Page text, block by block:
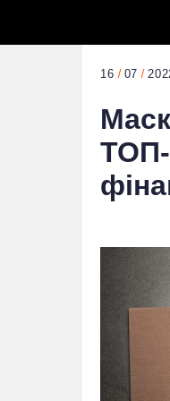
16 07
ТОП-